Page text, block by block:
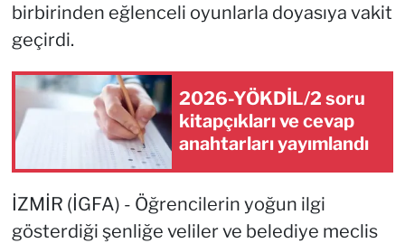
birbirinden eğlenceli oyunlarla doyasıya vakit
geçirdi.
2026-YÖKDİL/2 soru
kitapçıkları ve cevap
anahtarları yayımlandı
İZMİR (İGFA) - Öğrencilerin yoğun ilgi
gösterdiği şenliğe veliler ve belediye meclis